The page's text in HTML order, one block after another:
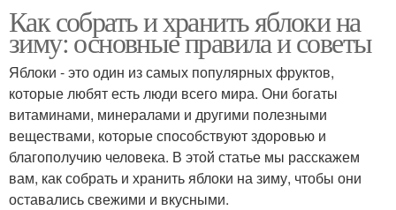
Как собрать и хранить яблоки на
зиму: основные правила и советы
Яблоки - это один из самых популярных фруктов,
которые любят есть люди всего мира. Они богаты
витаминами, минералами и другими полезными
веществами, которые способствуют здоровью и
благополучию человека. В этой статье мы расскажем
вам, как собрать и хранить яблоки на зиму, чтобы они
оставались свежими и вкусными.